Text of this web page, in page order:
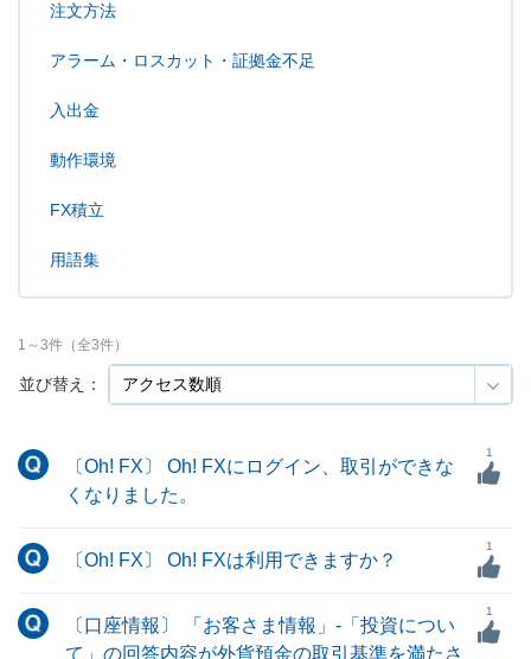
注文方法
アラーム・ロスカット・証拠金不足
入出金
動作環境
FX積立
用語集
並び替え：
1 ～3件（全3件）
〔Oh! FX〕 Oh! FXにログイン、取引ができな
くなりました。
1
〔Oh! FX〕 Oh! FXは利用できますか？
1
〔口座情報〕 「お客さま情報」-「投資につい
て」の回答内容が外貨預金の取引基準を満たさ
1